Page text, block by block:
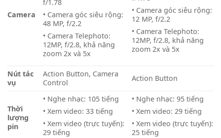
Camera
f/1.78
• Camera góc siêu rộng:
48 MP, f/2.2
• Camera Telephoto:
12MP, f/2.8, khả năng
zoom 2x và 5x
• Camera góc siêu rộng:
12 MP, f/2.2
• Camera Telephoto:
12MP, f/2.8, khả năng
zoom 2x và 5x
Nút tác
vụ
Action Button, Camera
Control
Action Button
Thời
lượng
pin
• Nghe nhạc: 105 tiếng
• Xem video: 33 tiếng
• Xem video (trực tuyến):
29 tiếng
• Nghe nhạc: 95 tiếng
• Xem video: 29 tiếng
• Xem video (trực tuyến):
25 tiếng